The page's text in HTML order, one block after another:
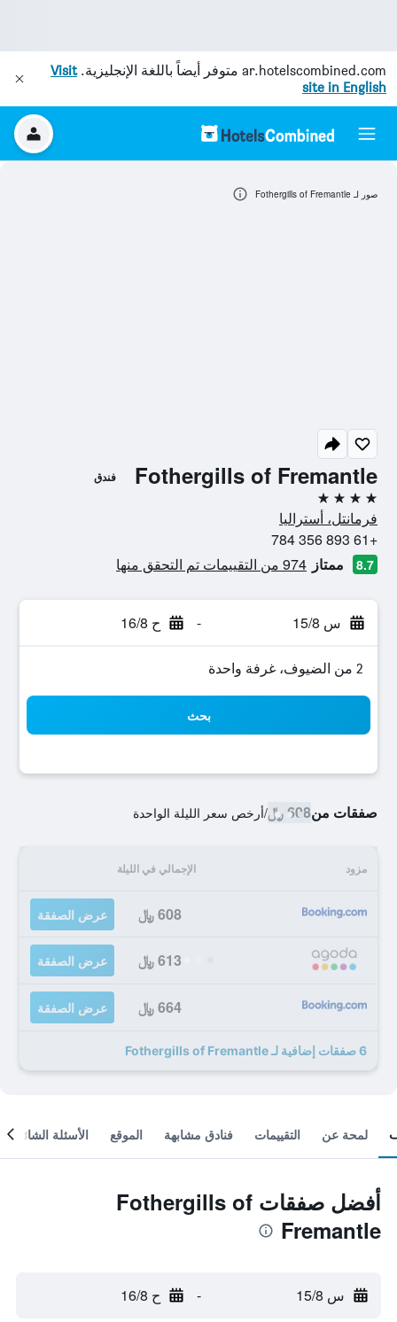
ar.hotelscombined.com متوفر أيضاً باللغة الإنجليزية.Visit
site in English
Fothergills of Fremantle فندق
4 نجوم
فرمانتل، أستراليا
+61 893 356 784
8.7 ممتاز 974 من التقييمات تم التحقق منها
س 15/8 - ح 16/8
2 من الضيوف، غرفة واحدة
بحث
صفقات من608 ﷼ /أرخص سعر الليلة الواحدة
مزود الإجمالي في الليلة
608 ﷼ عرض الصفقة
613 ﷼ عرض الصفقة
664 ﷼ عرض الصفقة
6 صفقات إضافية لـ Fothergills of Fremantle
صور لـ Fothergills of Fremantle
لمحة عن التقييمات فنادق مشابهة الموقع الأسئلة الشائعة
أفضل صفقات Fothergills of
Fremantle
س 15/8 - ح 16/8